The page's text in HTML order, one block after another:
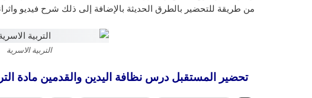
من طريقة للتحضير بالطرق الحديثة بالإضافة إلى ذلك شرح فيديو
التربية الاسرية
تحضير المستقبل درس نظافة اليدين والقدمين مادة التربية